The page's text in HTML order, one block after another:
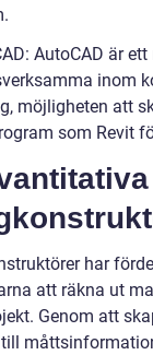
AutoCAD är
inom
möjligheten att
som Revit
har
att räkna ut
Genom att